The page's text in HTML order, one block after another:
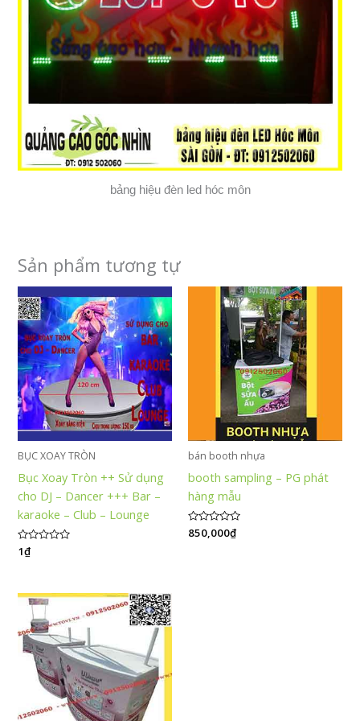
bảng hiệu đèn led hóc môn
Sản phẩm tương tự
BỤC XOAY TRÒN
Bục Xoay Tròn ++ Sử dụng
cho DJ – Dancer +++ Bar –
karaoke – Club – Lounge
Được
xếp
sao
1₫
bán booth nhựa
booth sampling – PG phát
hàng mẫu
Được
xếp
850,000₫